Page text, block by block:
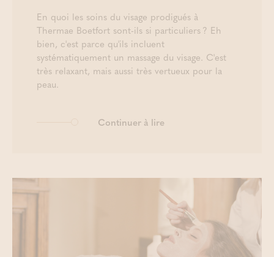
En quoi les soins du visage prodigués à
Thermae Boetfort sont-ils si particuliers ? Eh
bien, c'est parce qu'ils incluent
systématiquement un massage du visage. C'est
très relaxant, mais aussi très vertueux pour la
peau.
Continuer à lire